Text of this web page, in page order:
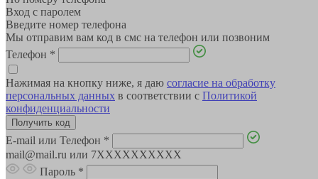
Вход с паролем
Введите номер телефона
Мы отправим вам код в смс на телефон или позвоним
Телефон *
Нажимая на кнопку ниже, я даю согласие на обработку
персональных данных в соответствии с Политикой
конфиденциальности
E-mail или Телефон *
mail@mail.ru или 7XXXXXXXXXX
Пароль *